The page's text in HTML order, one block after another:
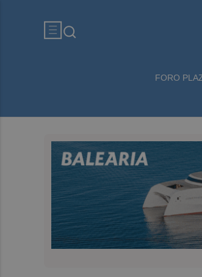
FORO